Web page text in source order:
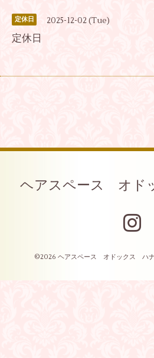
定休日 2025-12-02 (Tue)
定休日
ヘアスペース オド
©2026 ヘアスペース オドックス ハ